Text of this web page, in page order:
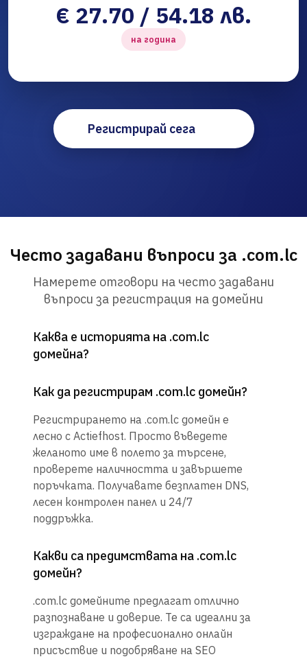
€ 27.70 / 54.18 лв.
на година
Регистрирай сега
Често задавани въпроси за .com.lc
Намерете отговори на често задавани
въпроси за регистрация на домейни
Каква е историята на .com.lc
домейна?
Как да регистрирам .com.lc домейн?
Регистрирането на .com.lc домейн е
лесно с Actiefhost. Просто въведете
желаното име в полето за търсене,
проверете наличността и завършете
поръчката. Получавате безплатен DNS,
лесен контролен панел и 24/7
поддръжка.
Какви са предимствата на .com.lc
домейн?
.com.lc домейните предлагат отлично
разпознаване и доверие. Те са идеални за
изграждане на професионално онлайн
присъствие и подобряване на SEO